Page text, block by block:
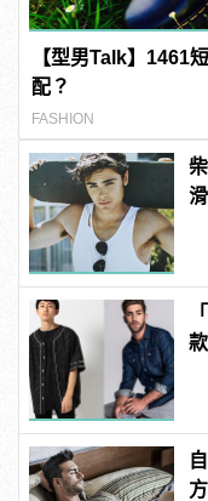
【型男Talk】1461
配？
FASHION